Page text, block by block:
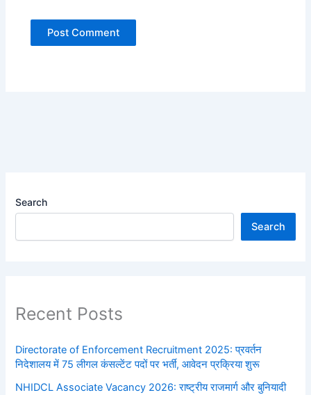
Search
Search
Recent Posts
Directorate of Enforcement Recruitment 2025: प्रवर्तन
निदेशालय में 75 लीगल कंसल्टेंट पदों पर भर्ती, आवेदन प्रक्रिया शुरू
NHIDCL Associate Vacancy 2026: राष्ट्रीय राजमार्ग और बुनियादी